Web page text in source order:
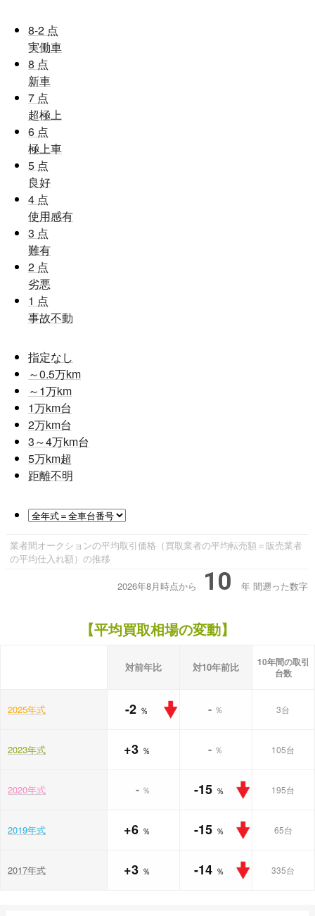
8-2 点
実働車
8 点
新車
7 点
超極上
6 点
極上車
5 点
良好
4 点
使用感有
3 点
難有
2 点
劣悪
1 点
事故不動
指定なし
～0.5万km
～1万km
1万km台
2万km台
3～4万km台
5万km超
距離不明
業者間オークションの平均取引価格（買取業者の平均転売額＝販売業者
の平均仕入れ額）の推移
2026年8月時点から 10 年 間遡った数字
【平均買取相場の変動】
対前年比 対10年前比
10年間の取引
台数
2025年式 -2 ％ - ％ 3台
2023年式 +3 ％ - ％ 105台
2020年式 - ％ -15 ％ 195台
2019年式 +6 ％ -15 ％ 65台
2017年式 +3 ％ -14 ％ 335台